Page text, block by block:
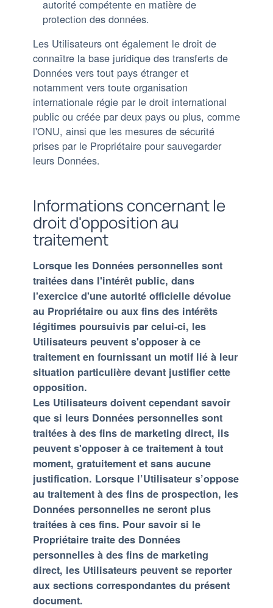
autorité compétente en matière de
protection des données.
Les Utilisateurs ont également le droit de
connaître la base juridique des transferts de
Données vers tout pays étranger et
notamment vers toute organisation
internationale régie par le droit international
public ou créée par deux pays ou plus, comme
l'ONU, ainsi que les mesures de sécurité
prises par le Propriétaire pour sauvegarder
leurs Données.
Informations concernant le
droit d'opposition au
traitement
Lorsque les Données personnelles sont
traitées dans l'intérêt public, dans
l'exercice d'une autorité officielle dévolue
au Propriétaire ou aux fins des intérêts
légitimes poursuivis par celui-ci, les
Utilisateurs peuvent s'opposer à ce
traitement en fournissant un motif lié à leur
situation particulière devant justifier cette
opposition.
Les Utilisateurs doivent cependant savoir
que si leurs Données personnelles sont
traitées à des fins de marketing direct, ils
peuvent s'opposer à ce traitement à tout
moment, gratuitement et sans aucune
justification. Lorsque l’Utilisateur s’oppose
au traitement à des fins de prospection, les
Données personnelles ne seront plus
traitées à ces fins. Pour savoir si le
Propriétaire traite des Données
personnelles à des fins de marketing
direct, les Utilisateurs peuvent se reporter
aux sections correspondantes du présent
document.